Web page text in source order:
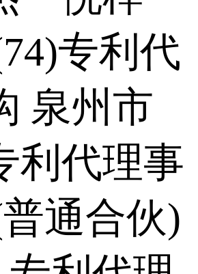
专利代
泉州市
利代理事
通合伙)